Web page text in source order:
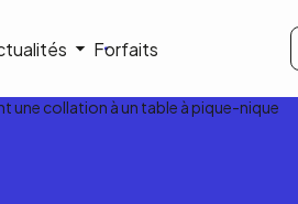
Forfaits